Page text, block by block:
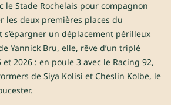
le Stade Rochelais pour compagnon
les deux premières places du
s’épargner un déplacement périlleux
Yannick Bru, elle, rêve d’un triplé
et 2026 : en poule 3 avec le Racing 92,
de Siya Kolisi et Cheslin Kolbe, le